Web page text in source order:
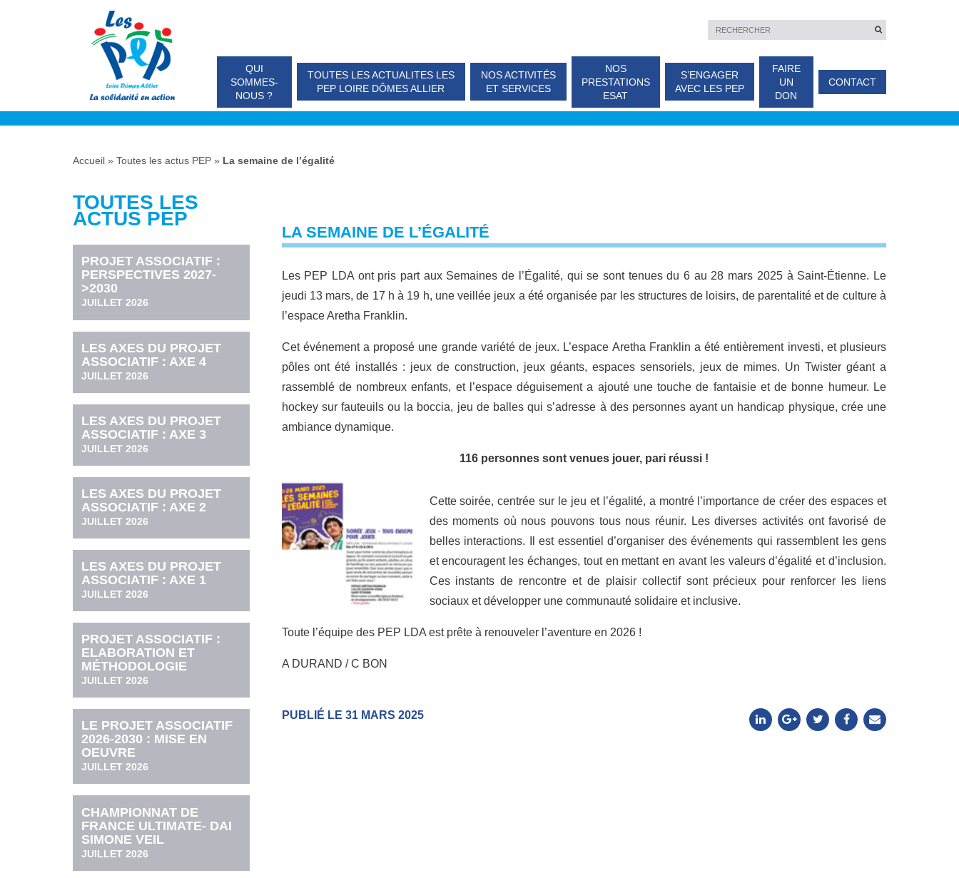
QUI
SOMMES-
NOUS ?
TOUTES LES ACTUALITES LES
PEP LOIRE DÔMES ALLIER
NOS ACTIVITÉS
ET SERVICES
NOS
PRESTATIONS
ESAT
S’ENGAGER
AVEC LES PEP
FAIRE
UN
DON
CONTACT
Accueil » Toutes les actus PEP » La semaine de l’égalité
TOUTES LES
ACTUS PEP
PROJET ASSOCIATIF :
PERSPECTIVES 2027-
>2030
JUILLET 2026
LES AXES DU PROJET
ASSOCIATIF : AXE 4
JUILLET 2026
LES AXES DU PROJET
ASSOCIATIF : AXE 3
JUILLET 2026
LES AXES DU PROJET
ASSOCIATIF : AXE 2
JUILLET 2026
LES AXES DU PROJET
ASSOCIATIF : AXE 1
JUILLET 2026
PROJET ASSOCIATIF :
ELABORATION ET
MÉTHODOLOGIE
JUILLET 2026
LE PROJET ASSOCIATIF
2026-2030 : MISE EN
OEUVRE
JUILLET 2026
CHAMPIONNAT DE
FRANCE ULTIMATE- DAI
SIMONE VEIL
JUILLET 2026
LA SEMAINE DE L’ÉGALITÉ
Les PEP LDA ont pris part aux Semaines de l’Égalité, qui se sont tenues du 6 au 28 mars 2025 à Saint-Étienne. Le
jeudi 13 mars, de 17 h à 19 h, une veillée jeux a été organisée par les structures de loisirs, de parentalité et de culture à
l’espace Aretha Franklin.
Cet événement a proposé une grande variété de jeux. L’espace Aretha Franklin a été entièrement investi, et plusieurs
pôles ont été installés : jeux de construction, jeux géants, espaces sensoriels, jeux de mimes. Un Twister géant a
rassemblé de nombreux enfants, et l’espace déguisement a ajouté une touche de fantaisie et de bonne humeur. Le
hockey sur fauteuils ou la boccia, jeu de balles qui s’adresse à des personnes ayant un handicap physique, crée une
ambiance dynamique.
116 personnes sont venues jouer, pari réussi !
Cette soirée, centrée sur le jeu et l’égalité, a montré l’importance de créer des espaces et
des moments où nous pouvons tous nous réunir. Les diverses activités ont favorisé de
belles interactions. Il est essentiel d’organiser des événements qui rassemblent les gens
et encouragent les échanges, tout en mettant en avant les valeurs d’égalité et d’inclusion.
Ces instants de rencontre et de plaisir collectif sont précieux pour renforcer les liens
sociaux et développer une communauté solidaire et inclusive.
Toute l’équipe des PEP LDA est prête à renouveler l’aventure en 2026 !
A DURAND / C BON
PUBLIÉ LE 31 MARS 2025